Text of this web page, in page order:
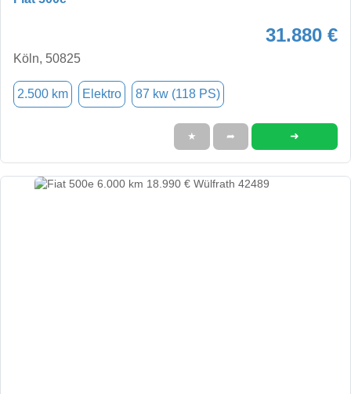
31.880 €
Köln, 50825
2.500 km Elektro 87 kw (118 PS)
★ ➦ ➜